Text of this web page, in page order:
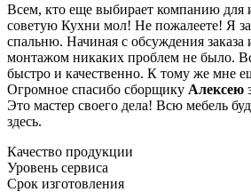
Всем, кто еще выбирает компанию для
советую Кухни мол! Не пожалеете! Я
спальню. Начиная с обсуждения заказа
монтажом никаких проблем не было.
быстро и качественно. К тому же мне
Огромное спасибо сборщику Алексею
Это мастер своего дела! Всю мебель
здесь.
Качество продукции
Уровень сервиса
Срок изготовления